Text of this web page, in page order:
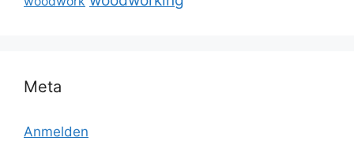
Meta
Anmelden